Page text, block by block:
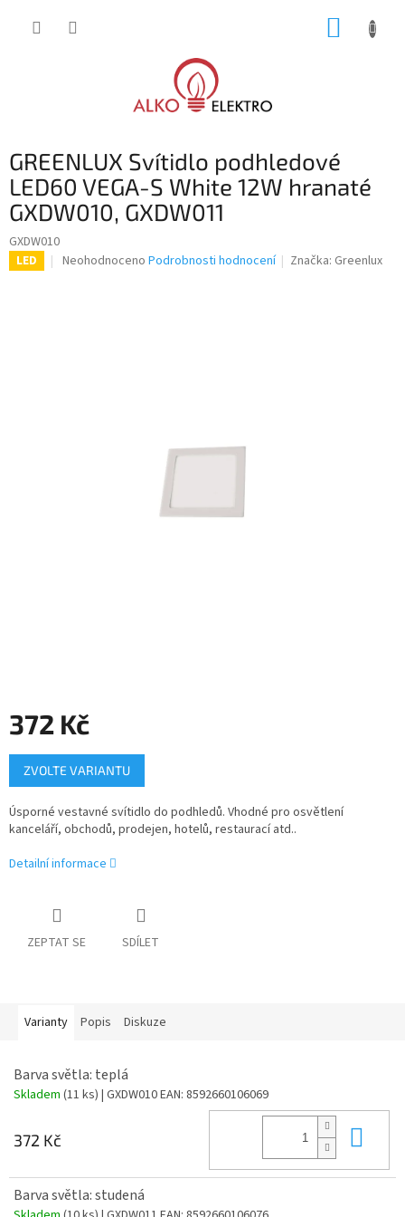
GREENLUX Svítidlo podhledové
LED60 VEGA-S White 12W hranaté
GXDW010, GXDW011
GXDW010
LED
Průměrné
Neohodnoceno Podrobnosti hodnocení Značka: Greenlux
372 Kč
Měrná
cena:
ZVOLTE VARIANTU
Úsporné vestavné svítidlo do podhledů. Vhodné pro osvětlení
kanceláří, obchodů, prodejen, hotelů, restaurací atd..
Detailní informace
ZEPTAT SE SDÍLET
Varianty Popis Diskuze
Barva světla: teplá
Skladem (11 ks) | GXDW010EAN: 8592660106069
372 Kč
Barva světla: studená